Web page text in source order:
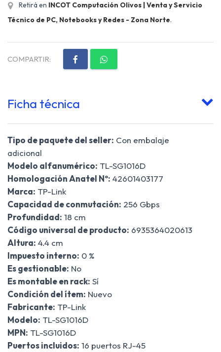
Retirá en INCOT Computación Olivos | Venta y Servicio
Técnico de PC, Notebooks y Redes - Zona Norte.
COMPARTIR:
Ficha técnica
Tipo de paquete del seller: Con embalaje
adicional
Modelo alfanumérico: TL-SG1016D
Homologación Anatel Nº: 42601403177
Marca: TP-Link
Capacidad de conmutación: 256 Gbps
Profundidad: 18 cm
Código universal de producto: 6935364020613
Altura: 4.4 cm
Impuesto interno: 0 %
Es gestionable: No
Es montable en rack: Sí
Condición del ítem: Nuevo
Fabricante: TP-Link
Modelo: TL-SG1016D
MPN: TL-SG1016D
Puertos incluidos: 16 puertos RJ-45